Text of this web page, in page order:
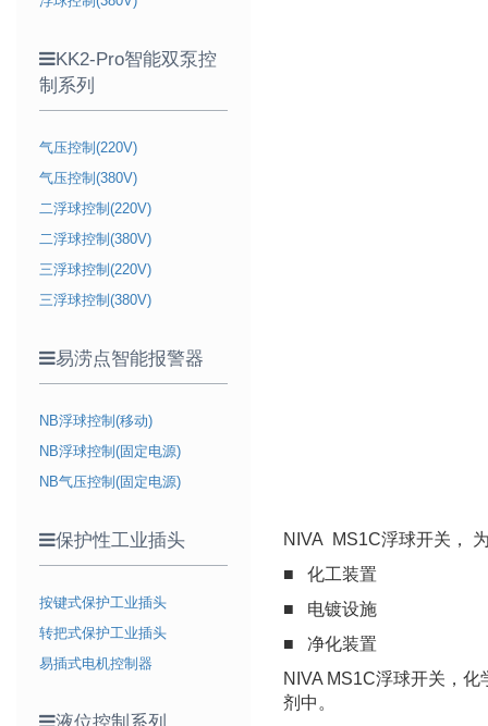
KK2-Pro智能双泵控
制系列
气压控制(220V)
气压控制(380V)
二浮球控制(220V)
二浮球控制(380V)
三浮球控制(220V)
三浮球控制(380V)
易涝点智能报警器
NB浮球控制(移动)
NB浮球控制(固定电源)
NB气压控制(固定电源)
保护性工业插头
按键式保护工业插头
转把式保护工业插头
易插式电机控制器
NIVA MS1C浮球开关，
■ 化工装置
■ 电镀设施
■ 净化装置
NIVA MS1C浮球开关，
剂中。